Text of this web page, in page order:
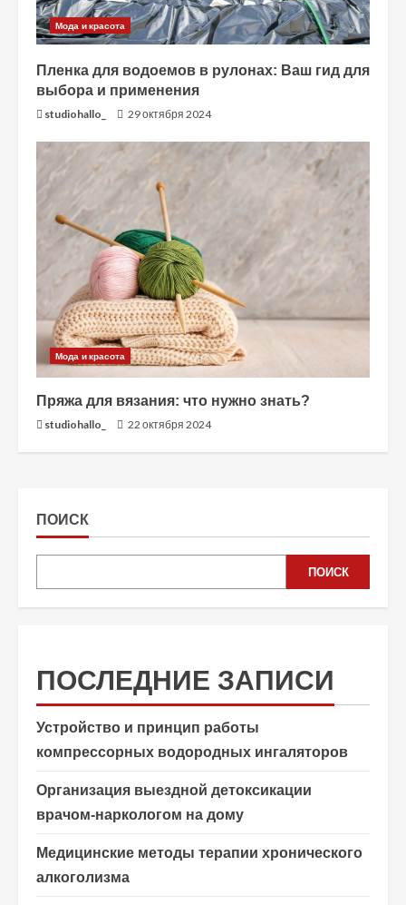
Мода и красота
Пленка для водоемов в рулонах: Ваш гид для
выбора и применения
studiohallo_ 29 октября 2024
Мода и красота
Пряжа для вязания: что нужно знать?
studiohallo_ 22 октября 2024
ПОИСК
ПОИСК
ПОСЛЕДНИЕ ЗАПИСИ
Устройство и принцип работы
компрессорных водородных ингаляторов
Организация выездной детоксикации
врачом-наркологом на дому
Медицинские методы терапии хронического
алкоголизма